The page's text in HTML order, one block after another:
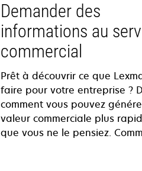
Demander des
informations au
commercial
Prêt à découvrir ce que
faire pour votre entreprise ?
comment vous pouvez
valeur commerciale plus
que vous ne le pensiez.